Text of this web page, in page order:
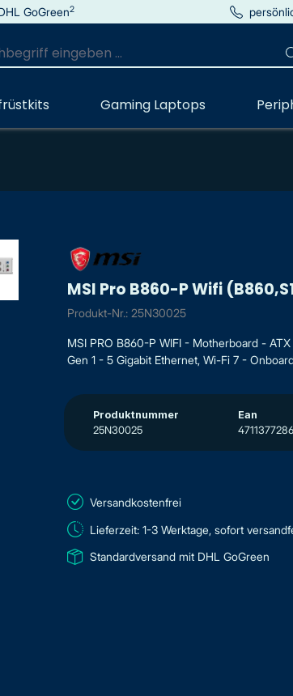
GoGreen2
Gaming Laptops
MSI Pro B860-P Wifi
Produkt-Nr.: 25N30025
MSI PRO B860-P WIFI - Motherboard -
Gen 1 - 5 Gigabit Ethernet, Wi-Fi 7 -
Produktnummer
25N30025
Ean
Versandkostenfrei
Lieferzeit: 1-3 Werktage, sofort
Standardversand mit DHL GoGreen